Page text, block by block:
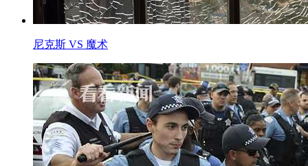
尼克斯 VS 魔术